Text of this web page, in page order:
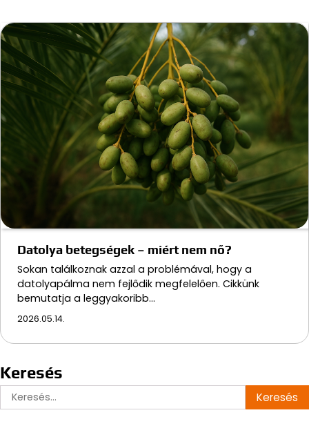
Datolya betegségek – miért nem nő?
Sokan találkoznak azzal a problémával, hogy a
datolyapálma nem fejlődik megfelelően. Cikkünk
bemutatja a leggyakoribb…
2026.05.14.
Keresés
Keresés: